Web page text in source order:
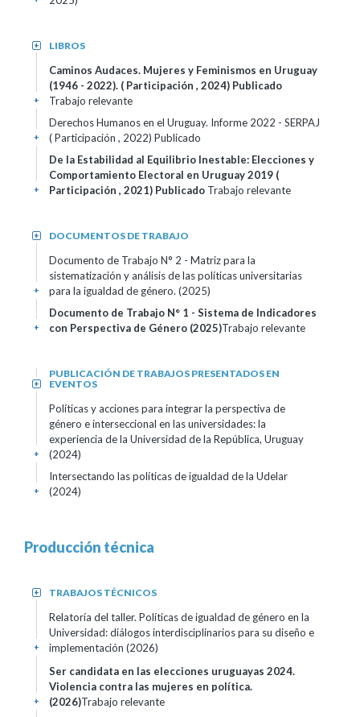
LIBROS
+
Caminos Audaces. Mujeres y Feminismos en Uruguay
(1946 - 2022). ( Participación , 2024) Publicado
Trabajo relevante
+
Derechos Humanos en el Uruguay. Informe 2022 - SERPAJ
( Participación , 2022) Publicado
+
De la Estabilidad al Equilibrio Inestable: Elecciones y
Comportamiento Electoral en Uruguay 2019 (
Participación , 2021) Publicado Trabajo relevante
+
DOCUMENTOS DE TRABAJO
+
Documento de Trabajo N° 2 - Matriz para la
sistematización y análisis de las políticas universitarias
para la igualdad de género. (2025)
+
Documento de Trabajo N° 1 - Sistema de Indicadores
con Perspectiva de Género (2025)Trabajo relevante
+
PUBLICACIÓN DE TRABAJOS PRESENTADOS EN
EVENTOS
+
Políticas y acciones para integrar la perspectiva de
género e interseccional en las universidades: la
experiencia de la Universidad de la República, Uruguay
(2024)
+
Intersectando las políticas de igualdad de la Udelar
(2024)
+
Producción técnica
TRABAJOS TÉCNICOS
+
Relatoría del taller. Políticas de igualdad de género en la
Universidad: diálogos interdisciplinarios para su diseño e
implementación (2026)
+
Ser candidata en las elecciones uruguayas 2024.
Violencia contra las mujeres en política.
(2026)Trabajo relevante
+